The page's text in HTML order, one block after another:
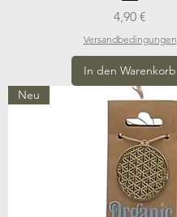
Preis
4,90 €
Versandbedingungen
In den Warenkorb
Neu